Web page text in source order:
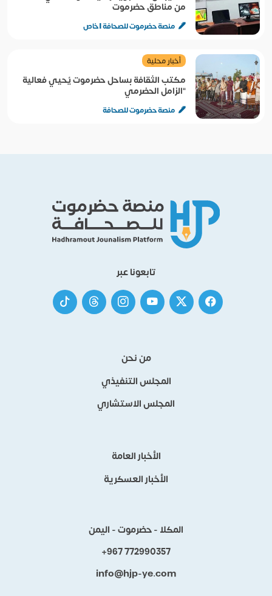
من مناطق حضرموت
منصة حضرموت للصحافة | خاص
أخبار محلية
مكتب الثقافة بساحل حضرموت يُحيي فعالية
"الزامل الحضرمي
منصة حضرموت للصحافة
تابعونا عبر
من نحن
المجلس التنفيذي
المجلس الاستشاري
الأخبار العامة
الأخبار العسكرية
المكلا - حضرموت - اليمن
+967 772990357
info@hjp-ye.com